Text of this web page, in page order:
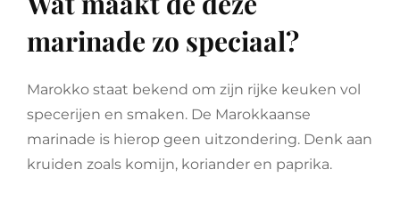
marinade zo speciaal?
Marokko staat bekend om zijn rijke keuken vol
specerijen en smaken. De Marokkaanse
marinade is hierop geen uitzondering. Denk aan
kruiden zoals komijn, koriander en paprika.